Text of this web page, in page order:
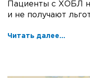
Пациенты с ХОБЛ
и не получают
Читать далее...